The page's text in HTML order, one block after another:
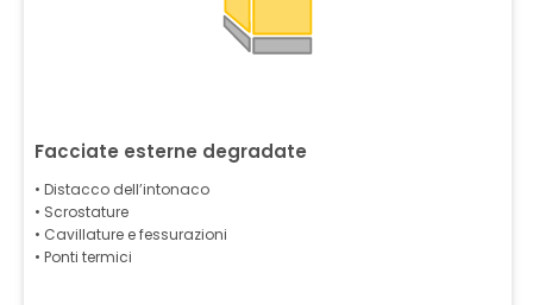
Facciate esterne degradate
• Distacco dell’intonaco
• Scrostature
• Cavillature e fessurazioni
• Ponti termici